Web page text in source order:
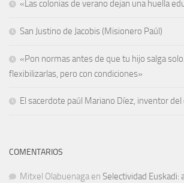
«Las colonias de verano dejan una huella
San Justino de Jacobis (Misionero Paúl)
«Pon normas antes de que tu hijo salga
flexibilizarlas, pero con condiciones»
El sacerdote paúl Mariano Díez, inventor
COMENTARIOS
Mitxel Olabuenaga en Selectividad Euskadi: